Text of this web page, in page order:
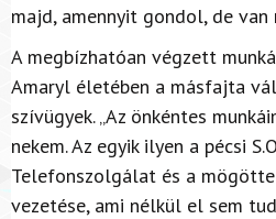
majd, amennyit gondol, de van
A megbízhatóan végzett
Amaryl életében a másfajta
szívügyek. „Az önkéntes
nekem. Az egyik ilyen a pécsi
Telefonszolgálat és a
vezetése, ami nélkül el sem